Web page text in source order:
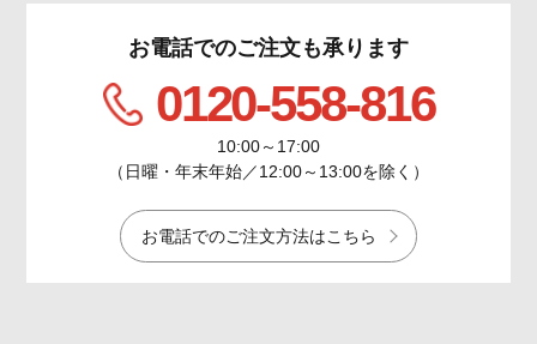
お電話でのご注文も承ります
0120-558-816
10:00～17:00
（日曜・年末年始／12:00～13:00を除く）
お電話でのご注文方法はこちら